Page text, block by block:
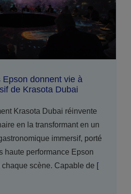
donnent vie à
de Krasota Dubai
Krasota Dubai réinvente
en la transformant en un
immersif, porté
haute performance Epson
scène. Capable de [